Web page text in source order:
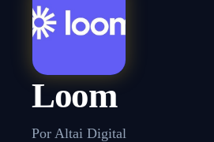
Loom
Por Altai Digital